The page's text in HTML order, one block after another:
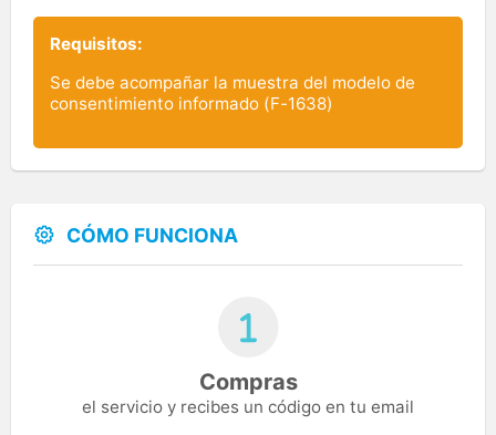
Requisitos:
Se debe acompañar la muestra del modelo de
consentimiento informado (F-1638)
CÓMO FUNCIONA
Compras
el servicio y recibes un código en tu email